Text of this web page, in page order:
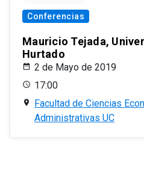
Conferencias
Mauricio Tejada,
Hurtado
2 de Mayo de 2019
17:00
Facultad de Ciencias
Administrativas UC